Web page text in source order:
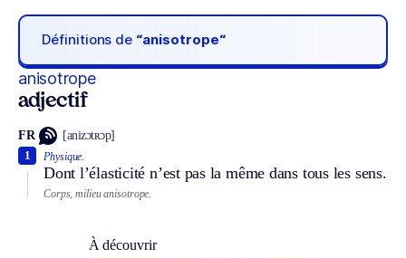
Définitions de “anisotrope“
anisotrope
adjectif
FR [anizɔtʀɔp]
Physique.
Dont l’élasticité n’est pas la même dans tous les sens.
1
Corps, milieu anisotrope.
À découvrir